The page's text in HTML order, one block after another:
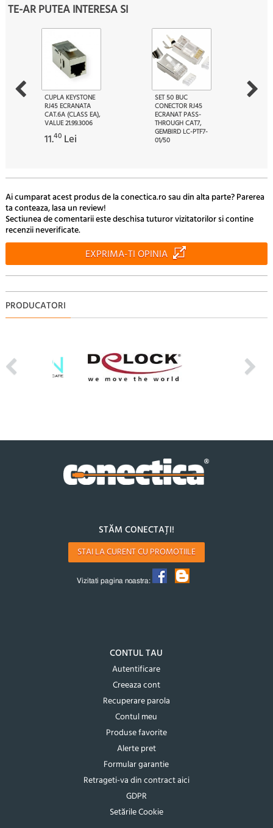
TE-AR PUTEA INTERESA SI
CUPLA KEYSTONE
RJ45 ECRANATA
CAT.6A (CLASS EA),
VALUE 21.99.3006
11.40 Lei
SET 50 BUC
CONECTOR RJ45
ECRANAT PASS-
THROUGH CAT7,
GEMBIRD LC-PTF7-
01/50
Ai cumparat acest produs de la conectica.ro sau din alta parte? Parerea
ta conteaza, lasa un review!
Sectiunea de comentarii este deschisa tuturor vizitatorilor si contine
recenzii neverificate.
EXPRIMA-TI OPINIA
PRODUCATORI
STĂM CONECTAȚI!
STAI LA CURENT CU PROMOTIILE
Vizitati pagina noastra:
CONTUL TAU
Autentificare
Creeaza cont
Recuperare parola
Contul meu
Produse favorite
Alerte pret
Formular garantie
Retrageti-va din contract aici
GDPR
Setările Cookie